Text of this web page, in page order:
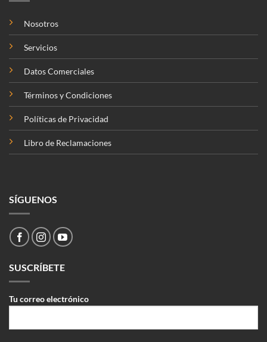
Nosotros
Servicios
Datos Comerciales
Términos y Condiciones
Políticas de Privacidad
Libro de Reclamaciones
SÍGUENOS
SUSCRÍBETE
Tu correo electrónico